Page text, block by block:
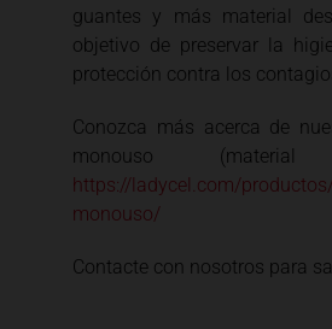
guantes y más material
objetivo de preservar la
protección contra los
Conozca más acerca de
monouso (material
https://ladycel.com/
monouso/
Contacte con nosotros para